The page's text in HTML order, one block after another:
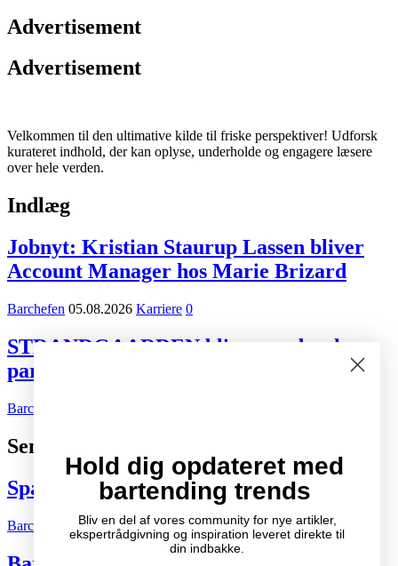
Advertisement
Advertisement
Velkommen til den ultimative kilde til friske perspektiver! Udforsk
kurateret indhold, der kan oplyse, underholde og engagere læsere
over hele verden.
Indlæg
Jobnyt: Kristian Staurup Lassen bliver
Account Manager hos Marie Brizard
Barchefen 05.08.2026 Karriere 0
STRANDGAARDEN bliver ny dansk
partner for Tiger Beer og Desperados
Barchefen
Seneste indlæg
Spændende cocktail- og drinksbøger
Barchefen 04.10.2007 Litteratur 2
Hold dig opdateret med
bartending trends
Bliv en del af vores community for nye artikler,
ekspertrådgivning og inspiration leveret direkte til
din indbakke.